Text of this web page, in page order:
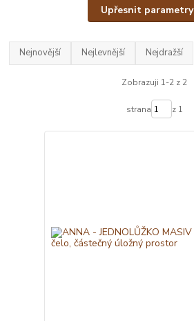
Upřesnit parametry
Nejnovější Nejlevnější Nejdražší
Zobrazuji 1-2 z 2
strana z 1